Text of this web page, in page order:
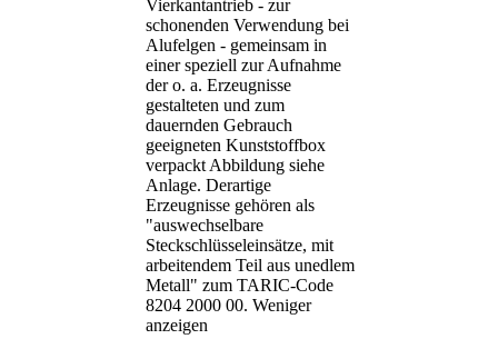
Vierkantantrieb - zur
schonenden Verwendung bei
Alufelgen - gemeinsam in
einer speziell zur Aufnahme
der o. a. Erzeugnisse
gestalteten und zum
dauernden Gebrauch
geeigneten Kunststoffbox
verpackt Abbildung siehe
Anlage. Derartige
Erzeugnisse gehören als
"auswechselbare
Steckschlüsseleinsätze, mit
arbeitendem Teil aus unedlem
Metall" zum TARIC-Code
8204 2000 00. Weniger
anzeigen